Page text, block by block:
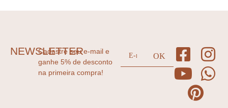
NEWSLETTER
Cadastre seu e-mail e
ganhe 5% de desconto
na primeira compra!